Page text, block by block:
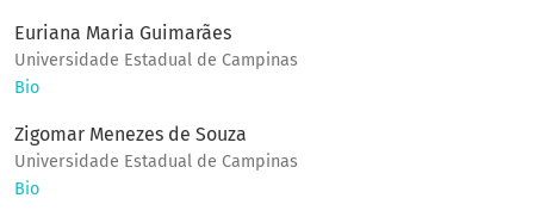
Euriana Maria Guimarães
Universidade Estadual de Campinas
Bio
Zigomar Menezes de Souza
Universidade Estadual de Campinas
Bio